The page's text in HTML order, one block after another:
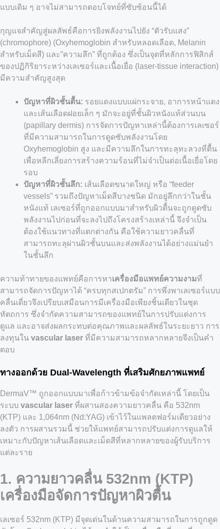
แบบเดิม ๆ อาจไม่สามารถตอบโจทย์ที่ซับซ้อนนี้ได้
กุญแจสำคัญสู่ผลลัพธ์คือการยิงพลังงานไปยัง “ตัวรับแสง”
(chromophore) (Oxyhemoglobin สำหรับหลอดเลือด, Melanin
สำหรับเม็ดสี) และ”ความลึก” ที่ถูกต้อง ซึ่งเป็นจุดที่หลักการฟิสิกส์
ของปฏิกิริยาระหว่างเลเซอร์และเนื้อเยื่อ (laser-tissue interaction)
มีความสำคัญสูงสุด
ปัญหาที่ผิวชั้นตื้น: รอยแดงแบบแผ่กระจาย, อาการหน้าแดง
และเส้นเลือดฝอยเล็ก ๆ มักจะอยู่ที่ชั้นผิวหนังแท้ส่วนบน
(papillary dermis) การจัดการปัญหาเหล่านี้ต้องการเลเซอร์
ที่มีความสามารถในการดูดซับพลังงานโดย
Oxyhemoglobin สูง และมีความลึกในการทะลุทะลวงที่ตื้น
เพื่อหลีกเลี่ยงการสร้างความร้อนที่ไม่จำเป็นต่อเนื้อเยื่อโดย
รอบ
ปัญหาที่ผิวชั้นลึก: เส้นเลือดขนาดใหญ่ หรือ “feeder
vessels” รวมถึงปัญหาเม็ดสีบางชนิด มักอยู่ลึกกว่าในชั้น
หนังแท้ เลเซอร์ที่ถูกออกแบบมาสำหรับผิวตื้นจะถูกดูดซับ
พลังงานไปก่อนที่จะลงไปถึงโครงสร้างเหล่านี้ จึงจำเป็น
ต้องใช้แนวทางที่แตกต่างกัน คือใช้ความยาวคลื่นที่
สามารถทะลุผ่านผิวชั้นบนและส่งพลังงานได้อย่างแม่นยำ
ในชั้นลึก
ความท้าทายของแพทย์คือการหาเครื่องมือแพทย์ความงามที่
สามารถจัดการปัญหาได้ “ครบทุกสเปกตรัม” การพึ่งพาเลเซอร์แบบ
คลื่นเดี่ยวจึงเปรียบเสมือนการมีเครื่องมือเพียงชิ้นเดียวในชุด
หัตถการ ซึ่งจำกัดความสามารถของแพทย์ในการปรับแต่งการ
ดูแล และอาจส่งผลกระทบต่อคุณภาพและผลลัพธ์ในระยะยาว การ
ลงทุนใน vascular laser ที่มีความสามารถหลากหลายจึงเป็นคำ
ตอบ
ทางออกด้วย Dual-Wavelength ที่เสริมศักยภาพแพทย์
DermaV™ ถูกออกแบบมาเพื่อก้าวข้ามข้อจำกัดเหล่านี้ โดยเป็น
ระบบ vascular laser ที่ผสานสองความยาวคลื่น คือ 532nm
(KTP) และ 1,064nm (Nd:YAG) เข้าไว้ในแพลตฟอร์มเดียวอย่าง
ลงตัว การผสานรวมนี้ ช่วยให้แพทย์สามารถปรับแต่งการดูแลให้
เหมาะกับปัญหาเส้นเลือดและเม็ดสีที่หลากหลายของผู้รับบริการ
แต่ละราย
1. ความยาวคลื่น 532nm (KTP)
เครื่องมือจัดการปัญหาผิวตื้น
เลเซอร์ 532nm (KTP) มีจุดเด่นในด้านความสามารถในการถูกดูด